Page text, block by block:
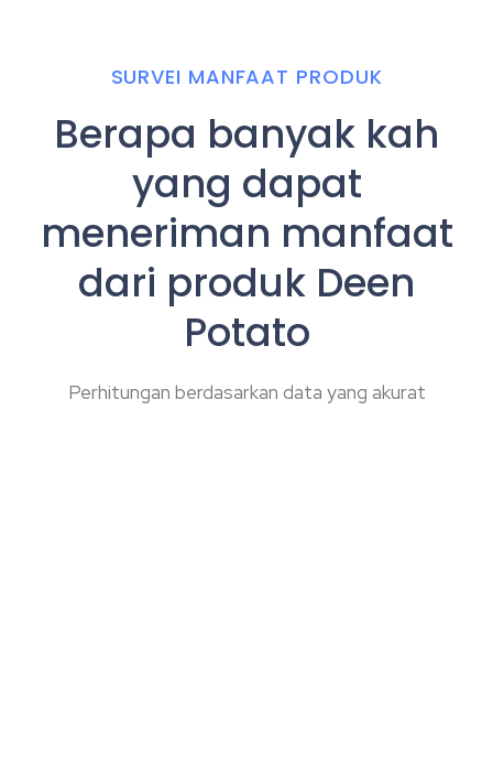
SURVEI MANFAAT PRODUK
Berapa banyak kah
yang dapat
meneriman manfaat
dari produk Deen
Potato
Perhitungan berdasarkan data yang akurat